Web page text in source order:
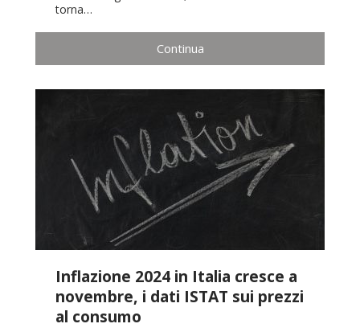
torna…
Continua
Inflazione 2024 in Italia cresce a
novembre, i dati ISTAT sui prezzi
al consumo